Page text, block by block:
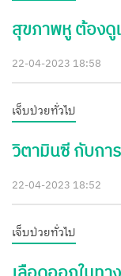
สุขภาพหู ต้องดู
22-04-2023 18:58
เจ็บป่วยทั่วไป
วิตามินซี กับกา
22-04-2023 18:52
เจ็บป่วยทั่วไป